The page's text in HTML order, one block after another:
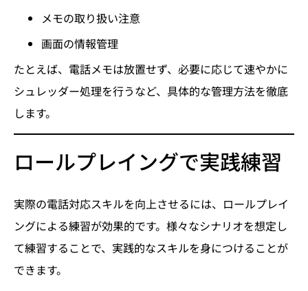
メモの取り扱い注意
画面の情報管理
たとえば、電話メモは放置せず、必要に応じて速やかに
シュレッダー処理を行うなど、具体的な管理方法を徹底
します。
ロールプレイングで実践練習
実際の電話対応スキルを向上させるには、ロールプレイ
ングによる練習が効果的です。様々なシナリオを想定し
て練習することで、実践的なスキルを身につけることが
できます。